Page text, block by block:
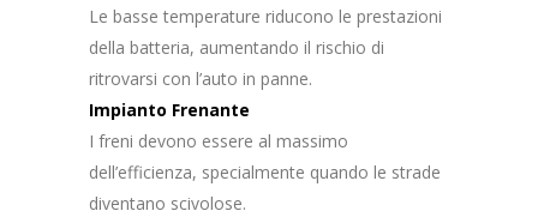
Le basse temperature riducono le prestazioni
della batteria, aumentando il rischio di
ritrovarsi con l’auto in panne.
Impianto Frenante
I freni devono essere al massimo
dell’efficienza, specialmente quando le strade
diventano scivolose.